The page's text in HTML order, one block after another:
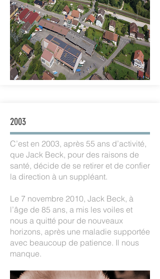
2003
C’est en 2003, après 55 ans d’activité,
que Jack Beck, pour des raisons de
santé, décide de se retirer et de confier
la direction à un suppléant.
Le 7 novembre 2010, Jack Beck, à
l’âge de 85 ans, a mis les voiles et
nous a quitté pour de nouveaux
horizons, après une maladie supportée
avec beaucoup de patience. Il nous
manque.